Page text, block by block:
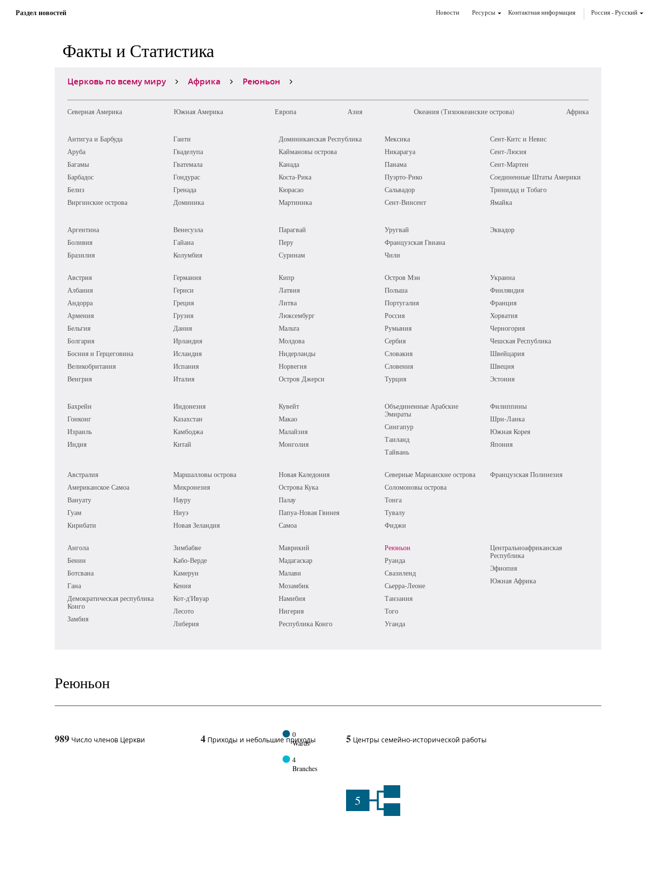
Раздел новостей Новости Ресурсы Контактная информация Россия-Pусский
Факты и Статистика
Церковь по всему миру Африка Реюньон
Северная Америка Южная Америка Европа Азия Океания (Тихоокеанские острова) Африка
Антигуа и Барбуда
Аруба
Багамы
Барбадос
Белиз
Виргинские острова
Гаити
Гваделупа
Гватемала
Гондурас
Гренада
Доминика
Доминиканская Республика
Каймановы острова
Канада
Коста-Рика
Кюрасао
Мартиника
Мексика
Никарагуа
Панама
Пуэрто-Рико
Сальвадор
Сент-Винсент
Сент-Китс и Невис
Сент-Люсия
Сент-Мартен
Соединенные Штаты Америки
Тринидад и Тобаго
Ямайка
Аргентина
Боливия
Бразилия
Венесуэла
Гайана
Колумбия
Парагвай
Перу
Суринам
Уругвай
Французская Гвиана
Чили
Эквадор
Австрия
Албания
Андорра
Армения
Бельгия
Болгария
Босния и Герцеговина
Великобритания
Венгрия
Германия
Гернси
Греция
Грузия
Дания
Ирландия
Исландия
Испания
Италия
Кипр
Латвия
Литва
Люксембург
Мальта
Молдова
Нидерланды
Норвегия
Остров Джерси
Остров Мэн
Польша
Португалия
Россия
Румыния
Сербия
Словакия
Словения
Турция
Украина
Финляндия
Франция
Хорватия
Черногория
Чешская Республика
Швейцария
Швеция
Эстония
Бахрейн
Гонконг
Израиль
Индия
Индонезия
Казахстан
Камбоджа
Китай
Кувейт
Макао
Малайзия
Монголия
Объединенные Арабские
Эмираты
Сингапур
Таиланд
Тайвань
Филиппины
Шри-Ланка
Южная Корея
Япония
Австралия
Американское Самоа
Вануату
Гуам
Кирибати
Маршалловы острова
Микронезия
Науру
Ниуэ
Новая Зеландия
Новая Каледония
Острова Кука
Палау
Папуа-Новая Гвинея
Самоа
Северные Марианские острова
Соломоновы острова
Тонга
Тувалу
Фиджи
Французская Полинезия
Ангола
Бенин
Ботсвана
Гана
Демократическая республика
Конго
Замбия
Зимбабве
Кабо-Верде
Камерун
Кения
Кот-д'Ивуар
Лесото
Либерия
Маврикий
Мадагаскар
Малави
Мозамбик
Намибия
Нигерия
Республика Конго
Реюньон
Руанда
Свазиленд
Сьерра-Леоне
Танзания
Того
Уганда
Центральноафриканская
Республика
Эфиопия
Южная Африка
Реюньон
989 Число членов Церкви 4 Приходы и небольшие приходы
0
Wards
4
Branches
5 Центры семейно-исторической работы
5